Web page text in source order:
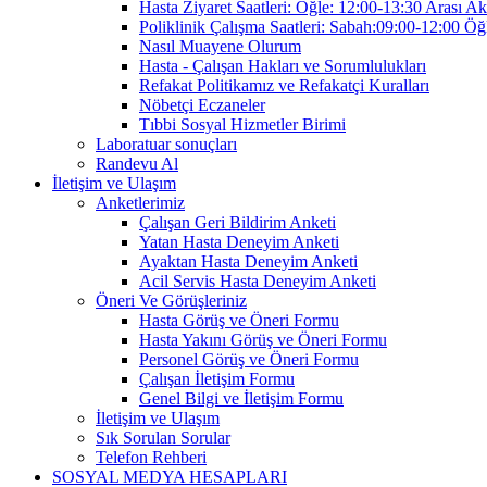
Hasta Ziyaret Saatleri: Öğle: 12:00-13:30 Arası
Poliklinik Çalışma Saatleri: Sabah:09:00-12:00
Nasıl Muayene Olurum
Hasta - Çalışan Hakları ve Sorumlulukları
Refakat Politikamız ve Refakatçi Kuralları
Nöbetçi Eczaneler
Tıbbi Sosyal Hizmetler Birimi
Laboratuar sonuçları
Randevu Al
İletişim ve Ulaşım
Anketlerimiz
Çalışan Geri Bildirim Anketi
Yatan Hasta Deneyim Anketi
Ayaktan Hasta Deneyim Anketi
Acil Servis Hasta Deneyim Anketi
Öneri Ve Görüşleriniz
Hasta Görüş ve Öneri Formu
Hasta Yakını Görüş ve Öneri Formu
Personel Görüş ve Öneri Formu
Çalışan İletişim Formu
Genel Bilgi ve İletişim Formu
İletişim ve Ulaşım
Sık Sorulan Sorular
Telefon Rehberi
SOSYAL MEDYA HESAPLARI